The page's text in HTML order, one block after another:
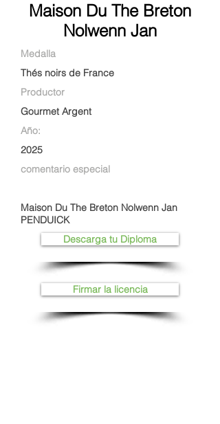
Maison Du The Breton
Nolwenn Jan
Medalla
Thés noirs de France
Productor
Gourmet Argent
Año:
2025
comentario especial
Maison Du The Breton Nolwenn Jan
PENDUICK
Descarga tu Diploma
Firmar la licencia